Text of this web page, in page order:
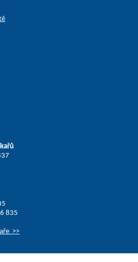
835
>>